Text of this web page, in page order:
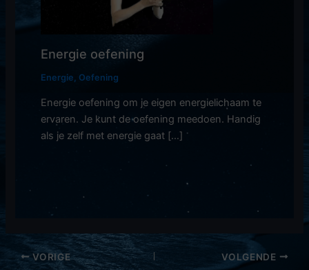
Energie oefening
Energie Oefening
Energie oefening om je eigen energielichaam te
ervaren. Je kunt de oefening meedoen. Handig
als je zelf met energie gaat […]
VORIGE VOLGENDE